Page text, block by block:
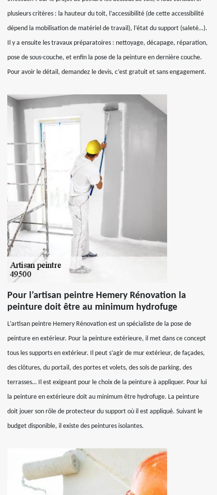
plusieurs critères : la hauteur du toit, l’accessibilité (de cette accessibilité
dépend la mobilisation de matériel de travail), l’état du support (saleté…).
Il y a ensuite les travaux préparatoires : nettoyage, décapage, réparation,
pose de sous-couche, et enfin la pose de la peinture en dernière couche.
Pour avoir le détail, demandez le devis, c’est gratuit et sans engagement.
Pour l’artisan peintre Hemery Rénovation la
peinture doit être au minimum hydrofuge
L’artisan peintre Hemery Rénovation est un spécialiste de la pose de
peinture en extérieur. Pour la peinture extérieure, il met dans ce concept
tous les supports en extérieur. Il peut s’agir de mur extérieur, de façades,
des clôtures, du portail, des portes et volets, des sols de parking, des
terrasses… Il est exigeant pour le choix de la peinture à appliquer. Pour lui
la peinture en extérieure doit au minimum être hydrofuge. La peinture
doit jouer son rôle de protecteur du support où il est appliqué. Suivant le
budget disponible, il existe des peintures isolantes.